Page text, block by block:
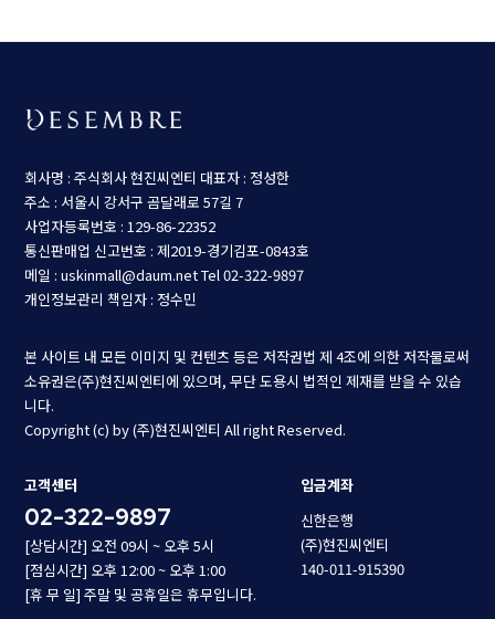
회사명 : 주식회사 현진씨엔티 대표자 : 정성한
주소 : 서울시 강서구 곰달래로 57길 7
사업자등록번호 : 129-86-22352
통신판매업 신고번호 : 제2019-경기김포-0843호
메일 : uskinmall@daum.netTel 02-322-9897
개인정보관리 책임자 : 정수민
본 사이트 내 모든 이미지 및 컨텐츠 등은 저작권법 제 4조에 의한 저작물로써
소유권은(주)현진씨엔티에 있으며, 무단 도용시 법적인 제재를 받을 수 있습
니다.
Copyright (c) by (주)현진씨엔티 All right Reserved.
고객센터
02-322-9897
[상담시간] 오전 09시 ~ 오후 5시
[점심시간] 오후 12:00 ~ 오후 1:00
[휴 무 일] 주말 및 공휴일은 휴무입니다.
입금계좌
신한은행
(주)현진씨엔티
140-011-915390